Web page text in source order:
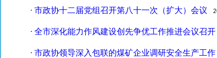
· 市政协十二届党组召开第八十一次（扩大）会议
· 全市深化能力作风建设创先争优工作推进会议召开
· 市政协领导深入包联的煤矿企业调研安全生产工作